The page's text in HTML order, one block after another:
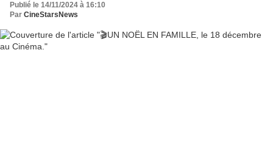
Publié le 14/11/2024 à 16:10
Par CineStarsNews